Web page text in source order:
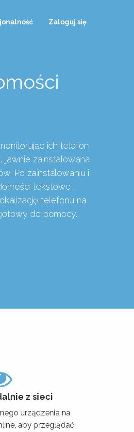
Zaloguj się
ich telefon
zainstalowana
Po zainstalowaniu i
tekstowe,
telefonu na
do pomocy.
z sieci
urządzenia na
aby przeglądać